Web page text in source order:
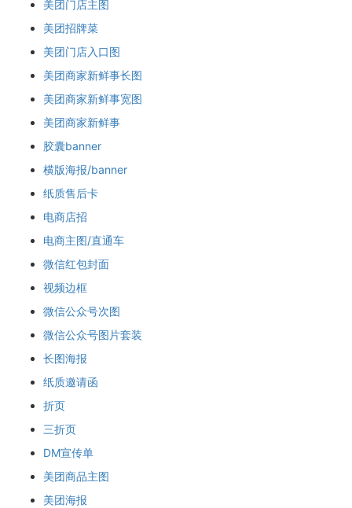
美团门店主图
美团招牌菜
美团门店入口图
美团商家新鲜事长图
美团商家新鲜事宽图
美团商家新鲜事
胶囊banner
横版海报/banner
纸质售后卡
电商店招
电商主图/直通车
微信红包封面
视频边框
微信公众号次图
微信公众号图片套装
长图海报
纸质邀请函
折页
三折页
DM宣传单
美团商品主图
美团海报